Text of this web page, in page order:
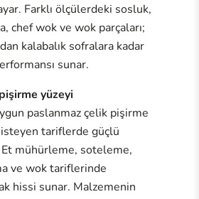
Farklı ölçülerdeki sosluk,
chef wok ve wok parçaları;
kalabalık sofralara kadar
sunar.
yüzeyi
paslanmaz çelik pişirme
isteyen tariflerde güçlü
mühürleme, soteleme,
ve wok tariflerinde
hissi sunar. Malzemenin